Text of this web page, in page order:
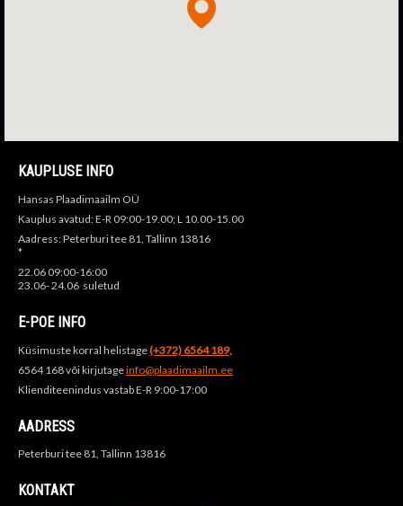
KAUPLUSE INFO
Hansas Plaadimaailm OÜ
Kauplus avatud: E-R 09:00-19.00; L 10.00-15.00
Aadress: Peterburi tee 81, Tallinn 13816
*
22.06 09:00-16:00
23.06- 24.06 suletud
E-POE INFO
Küsimuste korral helistage(+372) 6564 189,
6564 168 või kirjutageinfo@plaadimaailm.ee
Klienditeenindus vastab E-R 9:00-17:00
AADRESS
Peterburi tee 81, Tallinn 13816
KONTAKT